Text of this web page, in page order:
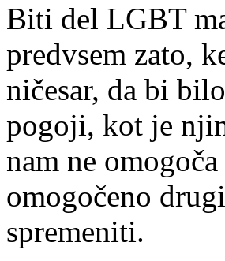
Biti del LGBT
predvsem zato,
ničesar, da bi
pogoji, kot je
nam ne
omogočeno
spremeniti.